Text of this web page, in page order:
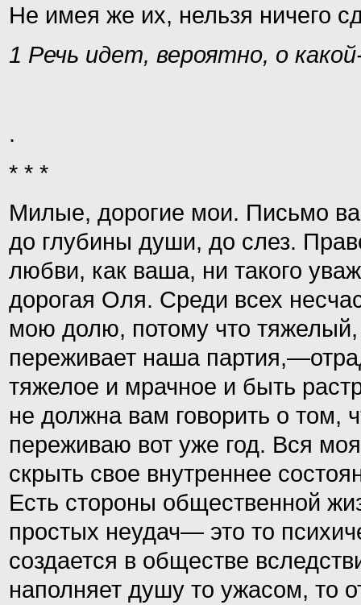
Не имея же их, нельзя ничего
1 Речь идет, вероятно, о
.
* * *
Милые, дорогие мои. Письмо
до глубины души, до слез.
любви, как ваша, ни такого
дорогая Оля. Среди всех
мою долю, потому что
переживает наша
тяжелое и мрачное и быть
не должна вам говорить о том,
переживаю вот уже год. Вся
скрыть свое внутреннее
Есть стороны общественной
простых неудач— это то
создается в обществе
наполняет душу то ужасом, то